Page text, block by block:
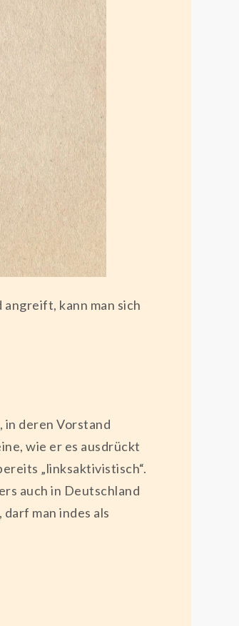
kann man sich
in deren Vorstand
wie er es ausdrückt
„linksaktivistisch“.
auch in Deutschland
man indes als